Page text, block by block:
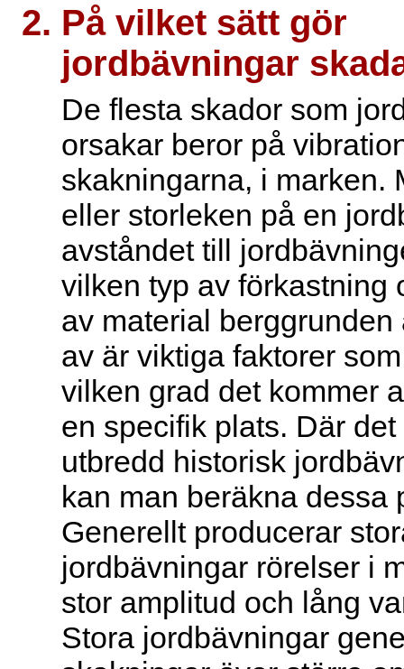
På vilket sätt gör
jordbävningar
De flesta skador som
orsakar beror på
skakningarna, i marken.
eller storleken på en
avståndet till
vilken typ av förkastning
av material berggrunden
av är viktiga faktorer
vilken grad det kommer
en specifik plats. Där
utbredd historisk
kan man beräkna dessa
Generellt producerar
jordbävningar rörelser i
stor amplitud och lång
Stora jordbävningar